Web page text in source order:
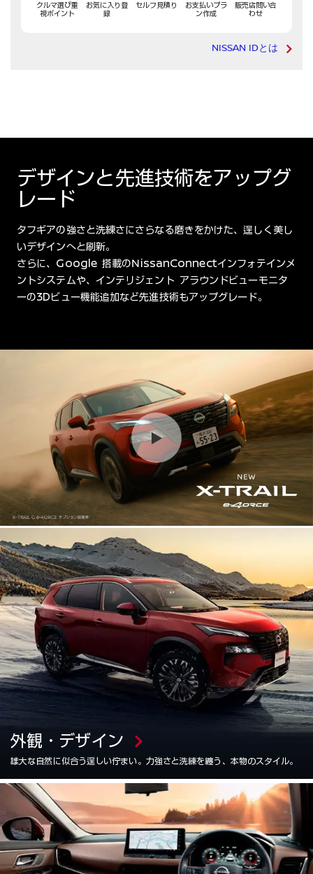
クルマ選び重
視ポイント
お気に入り登
録
セルフ見積り
お支払いプラ
ン作成
販売店問い合
わせ
NISSAN IDとは
デザインと先進技術をアップグ
レード
タフギアの強さと洗練さにさらなる磨きをかけた、逞しく美し
いデザインへと刷新。
さらに、Google 搭載のNissanConnectインフォテインメ
ントシステムや、インテリジェント アラウンドビューモニタ
ーの3Dビュー機能追加など先進技術もアップグレード。
外観・デザイン
雄大な自然に似合う逞しい佇まい。力強さと洗練を纏う、本物のスタイル。